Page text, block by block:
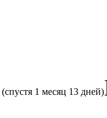
(спустя 1 месяц 13 дней)